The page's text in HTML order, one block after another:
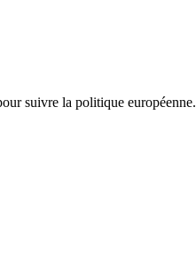
suivre la politique européenne.